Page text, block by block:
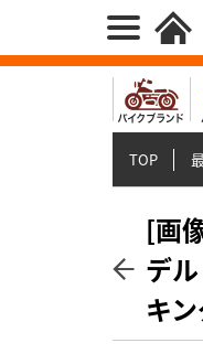
TOP
[画
デ
キ